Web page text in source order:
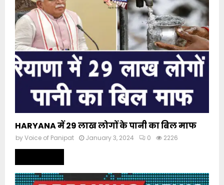
HARYANA में 29 लाख लोगों के पानी का बिल माफ
byVoice of Panipat January 3, 2024 0 2226